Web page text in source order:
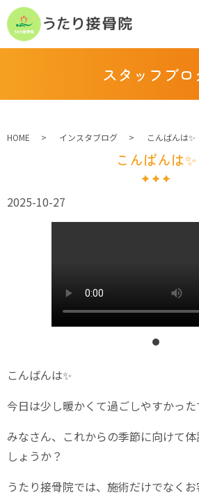
スタッフブロ
HOME インスタブログ こんばんは✨
こんばんは✨
2025-10-27
こんばんは✨
今日は少し暖かくて過ごしやすかっ
みなさん、これからの季節に向けて
しょうか？
うたり接骨院では、施術だけでなく